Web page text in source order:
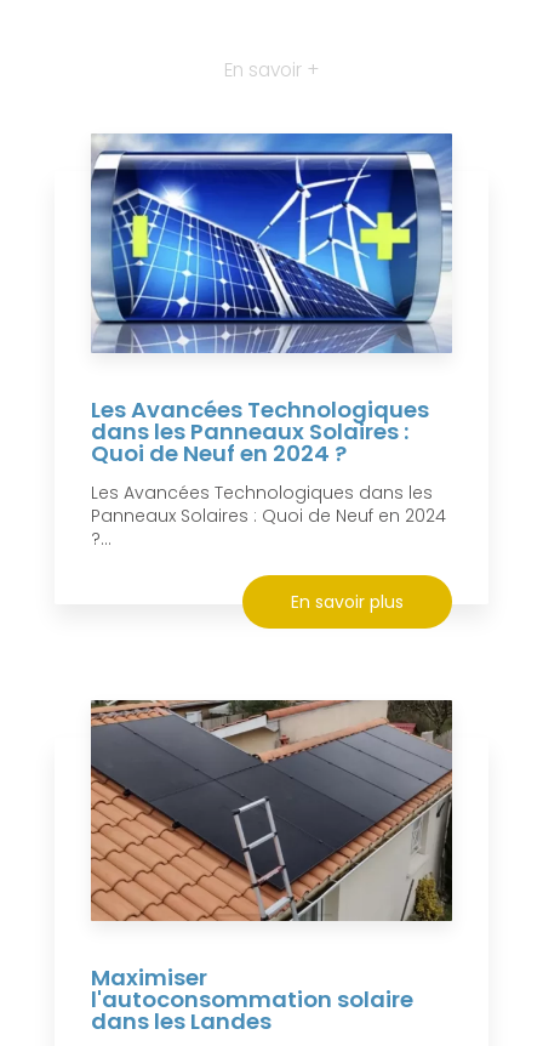
En savoir +
Les Avancées Technologiques
dans les Panneaux Solaires :
Quoi de Neuf en 2024 ?
Les Avancées Technologiques dans les
Panneaux Solaires : Quoi de Neuf en 2024
?...
En savoir plus
Maximiser
l'autoconsommation solaire
dans les Landes